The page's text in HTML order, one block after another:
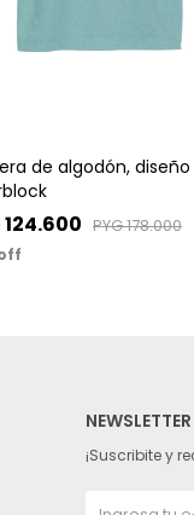
de algodón, diseño
124.600 PYG178.000
NEWSLETTER
¡Suscribite y